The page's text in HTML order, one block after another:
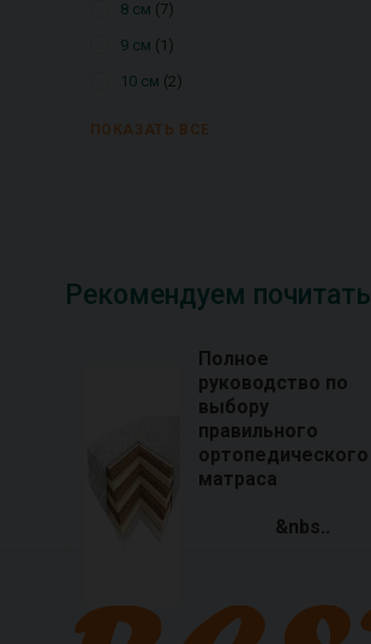
8 см 7
9 см 1
10 см 2
ПОКАЗАТЬ ВСЕ
Рекомендуем почитать
Полное
руководство по
выбору
правильного
ортопедического
матраса
&nbs..